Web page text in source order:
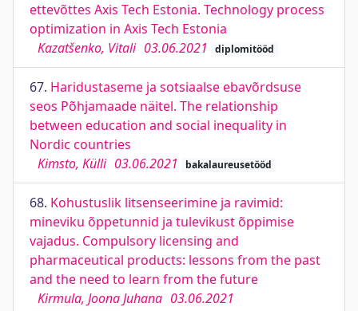
ettevõttes Axis Tech Estonia. Technology process
optimization in Axis Tech Estonia
Kazatšenko, Vitali 03.06.2021 diplomitööd
67. Haridustaseme ja sotsiaalse ebavõrdsuse
seos Põhjamaade näitel. The relationship
between education and social inequality in
Nordic countries
Kimsto, Külli 03.06.2021 bakalaureusetööd
68. Kohustuslik litsenseerimine ja ravimid:
mineviku õppetunnid ja tulevikust õppimise
vajadus. Compulsory licensing and
pharmaceutical products: lessons from the past
and the need to learn from the future
Kirmula, Joona Juhana 03.06.2021